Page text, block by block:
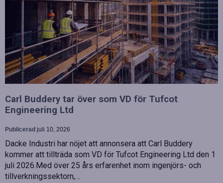
Carl Buddery tar över som VD för Tufcot
Engineering Ltd
Publicerad juli 10, 2026
Dacke Industri har nöjet att annonsera att Carl Buddery
kommer att tillträda som VD för Tufcot Engineering Ltd den 1
juli 2026.Med över 25 års erfarenhet inom ingenjörs- och
tillverkningssektorn,…